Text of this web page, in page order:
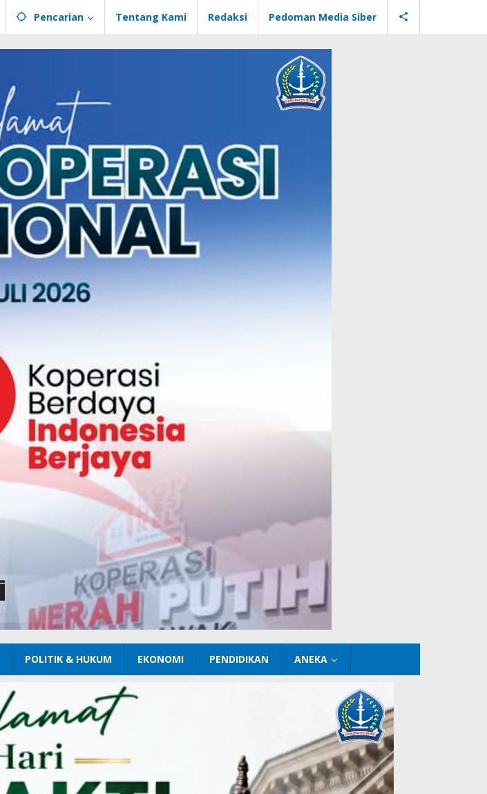
Pencarian Tentang Kami Redaksi Pedoman Media Siber
POLITIK & HUKUM EKONOMI PENDIDIKAN ANEKA